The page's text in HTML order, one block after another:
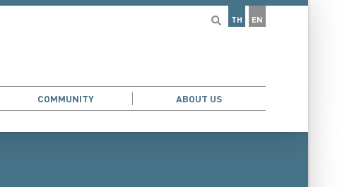
TH EN
COMMUNITY ABOUT US